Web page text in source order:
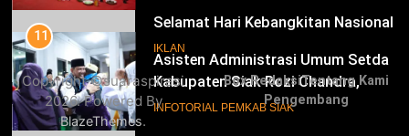
Iklan Pemerintah Kabupaten Siak
IKLAN
22
12
Fauzi Asni: Siak Run Ivent Olahraga
Sarana Promosi Wisata dan
Dongkrak Ekonomi Masyarakat
INFOTORIAL PEMKAB SIAK
Copyright ©suaraspirasi
2026. Powered By
BlazeThemes.
Box RedaksiTentang Kami
Pengembang